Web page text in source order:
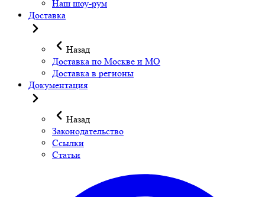
Наш шоу-рум
Доставка
Назад
Доставка по Москве и МО
Доставка в регионы
Документация
Назад
Законодательство
Ссылки
Статьи